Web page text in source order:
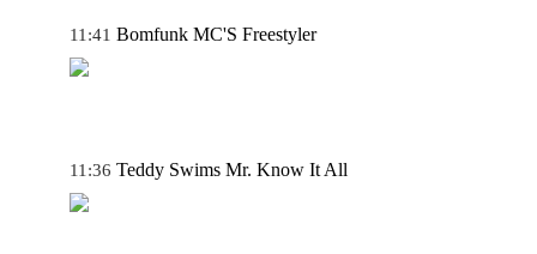
11:41 Bomfunk MC'S Freestyler
11:36 Teddy Swims Mr. Know It All